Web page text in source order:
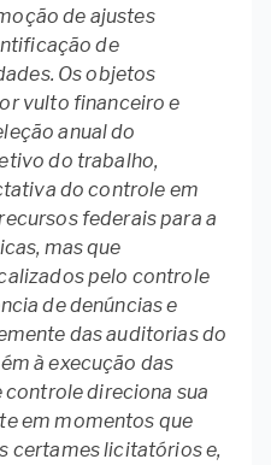
de ajustes
de
Os objetos
vulto financeiro e
anual do
do trabalho,
do controle em
federais para a
mas que
pelo controle
de denúncias e
das auditorias do
à execução das
controle direciona sua
em momentos que
certames licitatórios e,